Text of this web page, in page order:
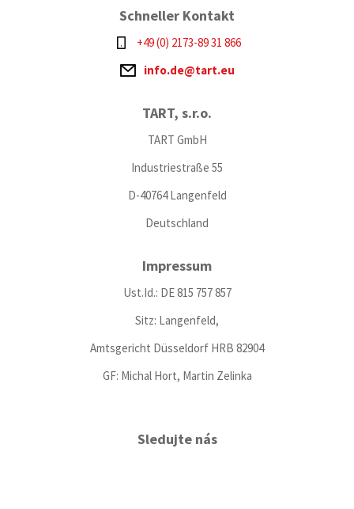
Schneller Kontakt
+49 (0) 2173-89 31 866
info.de@tart.eu
TART, s.r.o.
TART GmbH
Industriestraße 55
D-40764 Langenfeld
Deutschland
Impressum
Ust.Id.: DE 815 757 857
Sitz: Langenfeld,
Amtsgericht Düsseldorf HRB 82904
GF: Michal Hort, Martin Zelinka
Sledujte nás